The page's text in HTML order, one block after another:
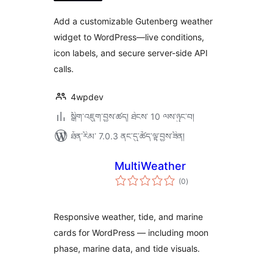
Add a customizable Gutenberg weather
widget to WordPress—live conditions,
icon labels, and secure server-side API
calls.
4wpdev
སྒྲིག་འཇུག་བྱས་ཚད། ཐེངས་ 10 ལས་ཉུང་བ།
ཐོན་རིམ་ 7.0.3 ནང་དུ་ཚོད་ལྟ་བྱས་ཟིན།
MultiWeather
(0གདེང་
འཇོག་
)
Responsive weather, tide, and marine
cards for WordPress — including moon
phase, marine data, and tide visuals.